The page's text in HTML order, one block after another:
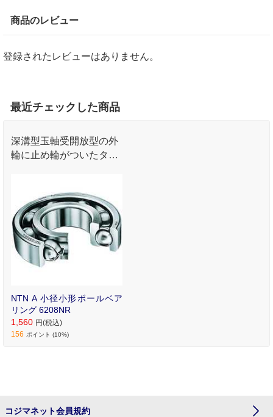
商品のレビュー
登録されたレビューはありません。
最近チェックした商品
深溝型玉軸受開放型の外
輪に止め輪がついたタイ
NTN A 小径小形ボールベア
リング 6208NR
1,560 円(税込)
156 ポイント (10%)
コジマネット会員規約